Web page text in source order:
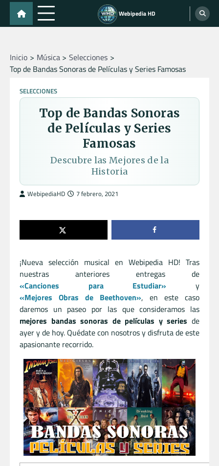
Skip
content
Webipedia HD
Inicio Música
Selecciones
Top de Bandas Sonoras de Películas y Series Famosas
SELECCIONES
Top de Bandas Sonoras
de Películas y Series
Famosas
Descubre las Mejores de la
Historia
WebipediaHD 7 febrero, 2021
¡Nueva selección musical en Webipedia HD! Tras
nuestras anteriores entregas de
«Canciones para Estudiar» y
«Mejores Obras de Beethoven», en este caso
daremos un paseo por las que consideramos las
mejores bandas sonoras de películas y series de
ayer y de hoy. Quédate con nosotros y disfruta de este
apasionante recorrido.